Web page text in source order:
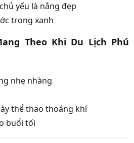
yếu là nắng đẹp
trong xanh
Theo Khi Du Lịch Phú
nhẹ nhàng
thể thao thoáng khí
buổi tối